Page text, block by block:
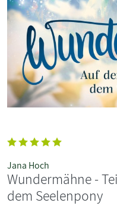
Jana Hoch
Wundermähne -
dem Seelenpony